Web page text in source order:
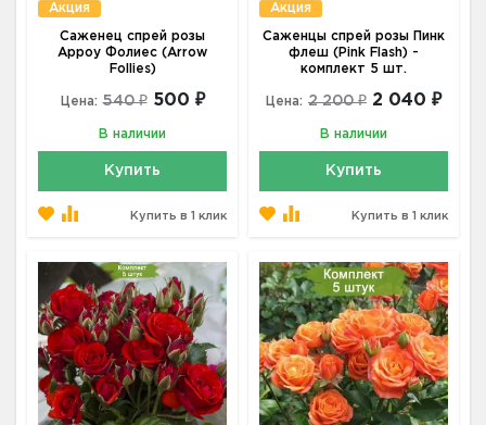
Акция
Саженец спрей розы
Арроу Фолиес (Arrow
Follies)
Цена: 540 ₽ 500 ₽
В наличии
Купить
Купить в 1 клик
Акция
Саженцы спрей розы Пинк
флеш (Pink Flash) -
комплект 5 шт.
Цена: 2 200 ₽ 2 040 ₽
В наличии
Купить
Купить в 1 клик